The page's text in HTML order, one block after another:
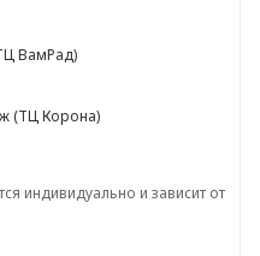
ВамРад)
(ТЦ Корона)
индивидуально и зависит от